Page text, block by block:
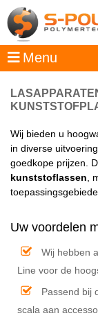
Wij bieden u
in diverse
goedkope prijzen.
kunststoflassen ,
Uw voordelen
Wij hebben
Line voor de
Passend bij
scala aan